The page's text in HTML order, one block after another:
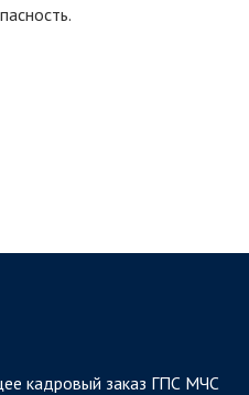
кадровый заказ ГПС МЧС